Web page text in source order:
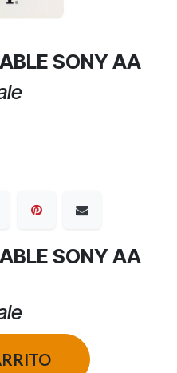
SONY AA
SONY AA